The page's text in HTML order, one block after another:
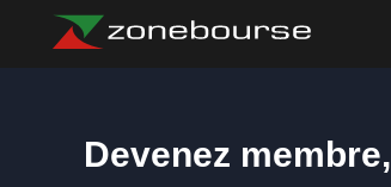
Devenez membre,